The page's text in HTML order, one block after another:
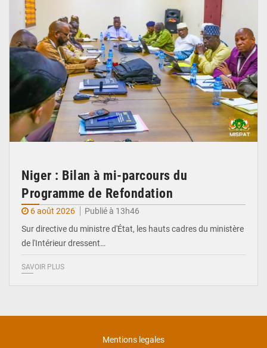
Niger : Bilan à mi-parcours du
Programme de Refondation
6 août 2026
Publié à 13h46
Sur directive du ministre d'État, les hauts cadres du ministère
de l'Intérieur dressent…
SAVOIR PLUS
Mentions legales